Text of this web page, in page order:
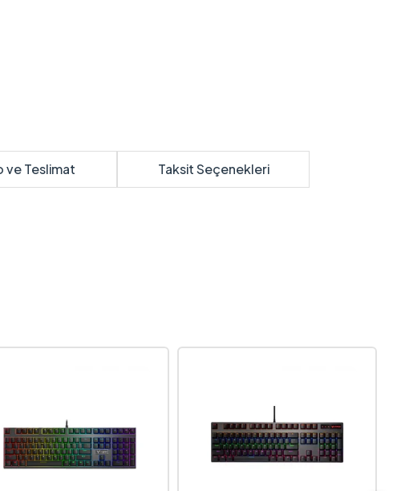
ve Teslimat Taksit Seçenekleri